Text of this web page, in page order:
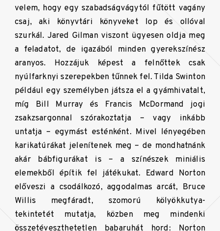
velem, hogy egy szabadságvágytól fűtött vagány
csaj, aki könyvtári könyveket lop és ollóval
szurkál. Jared Gilman viszont ügyesen oldja meg
a feladatot, de igazából minden gyerekszínész
aranyos. Hozzájuk képest a felnőttek csak
nyúlfarknyi szerepekben tűnnek fel. Tilda Swinton
például egy személyben játsza el a gyámhivatalt,
míg Bill Murray és Francis McDormand jogi
zsakzsargonnal szórakoztatja – vagy inkább
untatja – egymást esténként. Mivel lényegében
karikatúrákat jelenítenek meg – de mondhatnánk
akár bábfigurákat is – a színészek miniális
elemekből építik fel játékukat. Edward Norton
előveszi a csodálkozó, aggodalmas arcát, Bruce
Willis megfáradt, szomorú kölyökkutya-
tekintetét mutatja, közben meg mindenki
összetéveszthetetlen babaruhát hord: Norton